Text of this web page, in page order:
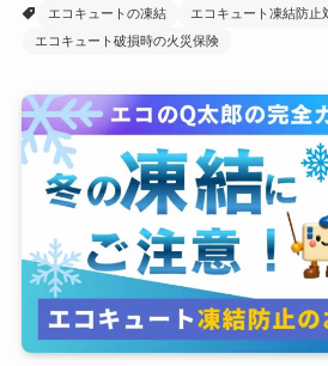
エコキュートの凍結
エコキュート凍結防止
エコキュート破損時の火災保険